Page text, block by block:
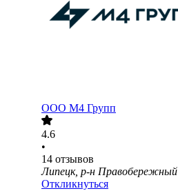
ООО М4 Групп
4.6
•
14 отзывов
Липецк, р-н Правобережный
Откликнуться